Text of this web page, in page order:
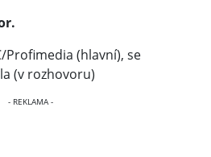
Profimedia (hlavní), se
(v rozhovoru)